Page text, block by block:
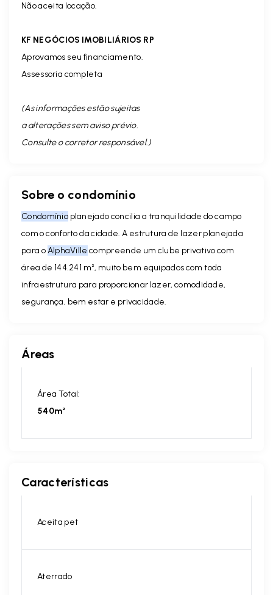
Não aceita locação.
KF NEGÓCIOS IMOBILIÁRIOS RP
Aprovamos seu financiamento.
Assessoria completa
(As informações estão sujeitas
a alterações sem aviso prévio.
Consulte o corretor responsável. )
Sobre o condomínio
Condomínio planejado concilia a tranquilidade do campo
com o conforto da cidade. A estrutura de lazer planejada
para oAlphaVille compreende um clube privativo com
área de 144.241 m², muito bem equipados com toda
infraestrutura para proporcionar lazer, comodidade,
segurança, bem estar e privacidade.
Áreas
Área Total:
540m²
Características
Aceita pet
Aterrado